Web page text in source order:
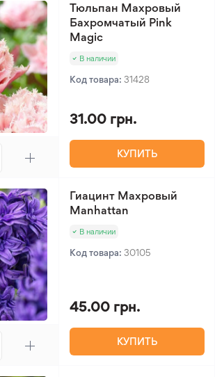
Тюльпан Махровый
Бахромчатый Pink
Magic
В наличии
Код товара: 31428
31.00 грн.
КУПИТЬ
Гиацинт Махровый
Manhattan
В наличии
Код товара: 30105
45.00 грн.
КУПИТЬ